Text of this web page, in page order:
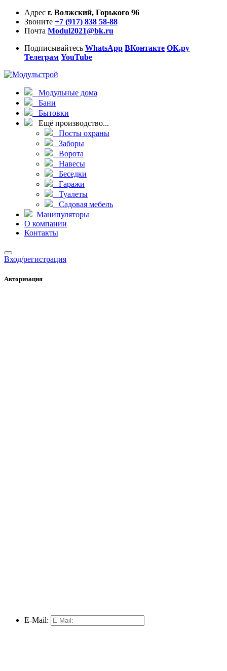
Адрес г. Волжский, Горького 96
Звоните +7 (917) 838 58-88
Почта Modul2021@bk.ru
Подписывайтесь WhatsApp ВКонтакте ОК.ру
Телеграм YouTube
Модульные дома
Бани
Бытовки
Ещё производство...
Посты охраны
Заборы
Ворота
Навесы
Беседки
Гаражи
Туалеты
Садовая мебель
Манипуляторы
О компании
Контакты
Вход/регистрация
Авторизация
E-Mail: